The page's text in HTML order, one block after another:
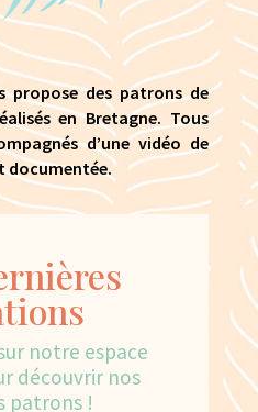
propose des patrons de
en Bretagne. Tous
d’une vidéo de
documentée.
notre espace
découvrir nos
patrons !